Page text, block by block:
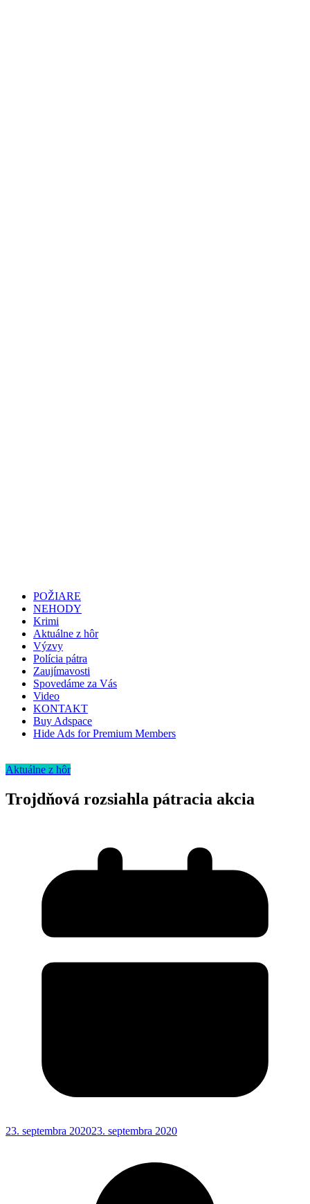
POŽIARE
NEHODY
Krimi
Aktuálne z hôr
Výzvy
Polícia pátra
Zaujímavosti
Spovedáme za Vás
Video
KONTAKT
Buy Adspace
Hide Ads for Premium Members
Aktuálne z hôr
Trojdňová rozsiahla pátracia akcia
23. septembra 202023. septembra 2020